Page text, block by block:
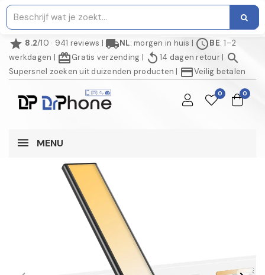
star 8.2/10 · 941 reviews | local_shippingNL: morgen in huis | scheduleBE: 1–2
werkdagen | redeemGratis verzending | replay 14 dagen retour| search
Supersnel zoeken uit duizenden producten | credit_cardVeilig betalen
0 0
MENU
NIET OP VOORRAAD